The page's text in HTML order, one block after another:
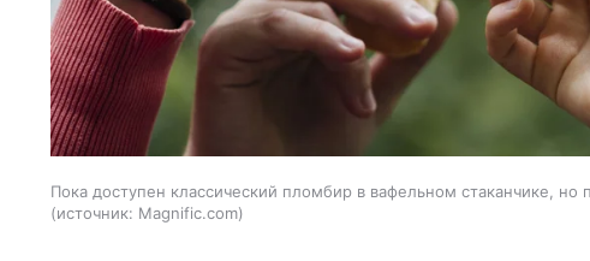
Пока доступен классический пломбир в вафельном стаканчике, но
источник: Magnific.com